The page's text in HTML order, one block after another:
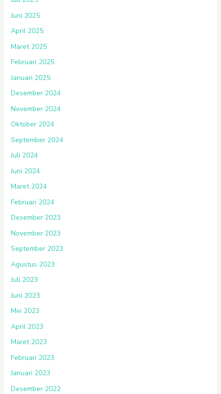
Juni 2025
April 2025
Maret 2025
Februari 2025
Januari 2025
Desember 2024
November 2024
Oktober 2024
September 2024
Juli 2024
Juni 2024
Maret 2024
Februari 2024
Desember 2023
November 2023
September 2023
Agustus 2023
Juli 2023
Juni 2023
Mei 2023
April 2023
Maret 2023
Februari 2023
Januari 2023
Desember 2022